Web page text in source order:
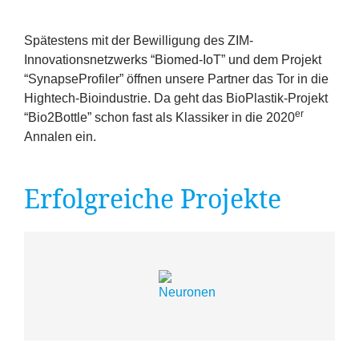
Fördermöglichkeiten
Presse
Aktuelles
Spätestens mit der Bewilligung des ZIM-
Innovationsnetzwerks “Biomed-IoT” und dem Projekt
“SynapseProfiler” öffnen unsere Partner das Tor in die
Hightech-Bioindustrie. Da geht das BioPlastik-Projekt
“Bio2Bottle” schon fast als Klassiker in die 2020er
Annalen ein.
Erfolgreiche Projekte